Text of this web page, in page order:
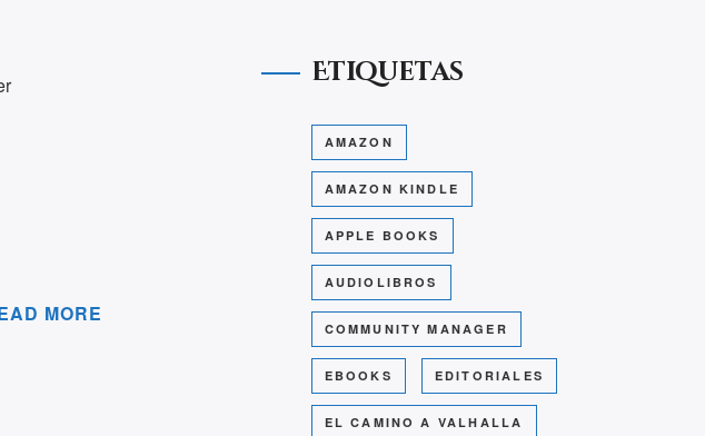
MORE
Etiquetas
AMAZON
AMAZON KINDLE
APPLE BOOKS
AUDIOLIBROS
COMMUNITY MANAGER
EBOOKS EDITORIALES
EL CAMINO A VALHALLA